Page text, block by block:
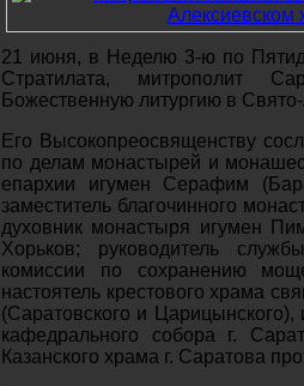
21 июня, в Неделю 3-ю по
Стратилата, митрополит
Божественную литургию в
Его Высокопреосвященству
по делам монастырей и
епархии игумен Серафим
заместитель благочинного
духовник монастыря игумен
Хорьков; руководитель
комиссии по сохранению
настоятель крестового храма
(Саратовского и Царицынского),
кафедрального собора г.
Казанского храма г. Саратова